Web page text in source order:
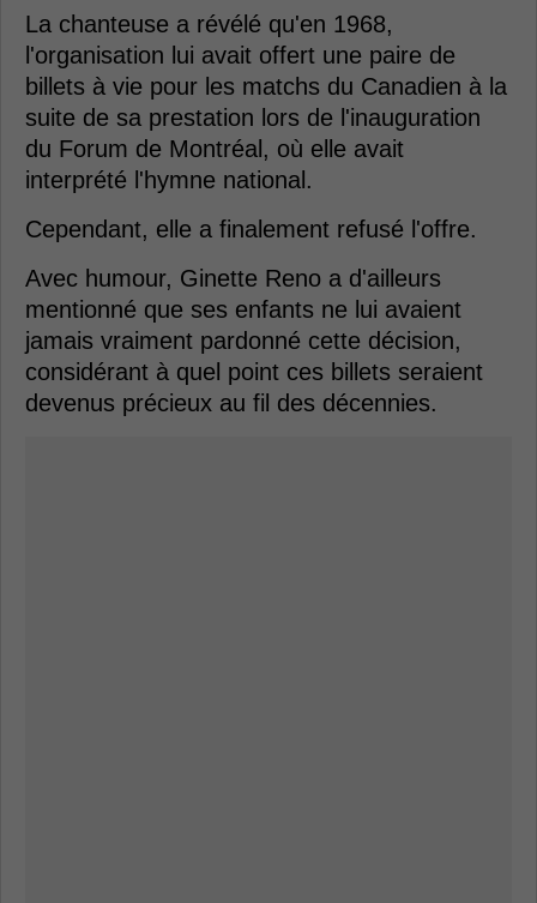
La chanteuse a révélé qu'en 1968,
l'organisation lui avait offert une paire de
billets à vie pour les matchs du Canadien à la
suite de sa prestation lors de l'inauguration
du Forum de Montréal, où elle avait
interprété l'hymne national.
Cependant, elle a finalement refusé l'offre.
Avec humour, Ginette Reno a d'ailleurs
mentionné que ses enfants ne lui avaient
jamais vraiment pardonné cette décision,
considérant à quel point ces billets seraient
devenus précieux au fil des décennies.